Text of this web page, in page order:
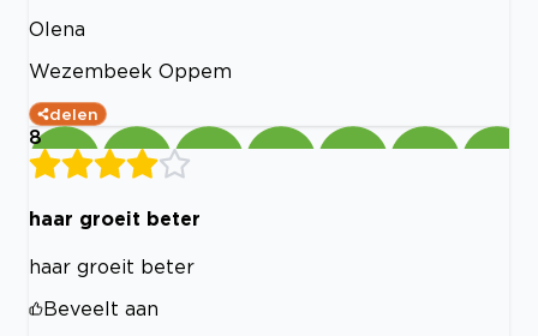
Olena
Wezembeek Oppem
delen
8
haar groeit beter
haar groeit beter
Beveelt aan